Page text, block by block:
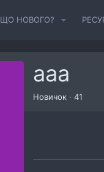
ЩО НОВОГО?
ааа
Новичок · 41